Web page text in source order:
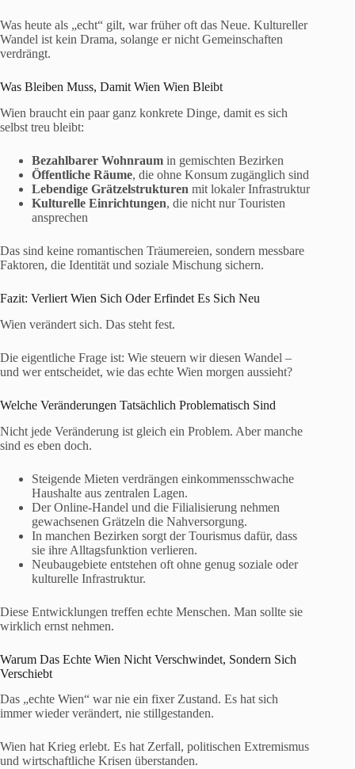
Was heute als „echt“ gilt, war früher oft das Neue. Kultureller
Wandel ist kein Drama, solange er nicht Gemeinschaften
verdrängt.
Was Bleiben Muss, Damit Wien Wien Bleibt
Wien braucht ein paar ganz konkrete Dinge, damit es sich
selbst treu bleibt:
Bezahlbarer Wohnraum in gemischten Bezirken
Öffentliche Räume, die ohne Konsum zugänglich sind
Lebendige Grätzelstrukturen mit lokaler Infrastruktur
Kulturelle Einrichtungen, die nicht nur Touristen
ansprechen
Das sind keine romantischen Träumereien, sondern messbare
Faktoren, die Identität und soziale Mischung sichern.
Fazit: Verliert Wien Sich Oder Erfindet Es Sich Neu
Wien verändert sich. Das steht fest.
Die eigentliche Frage ist: Wie steuern wir diesen Wandel –
und wer entscheidet, wie das echte Wien morgen aussieht?
Welche Veränderungen Tatsächlich Problematisch Sind
Nicht jede Veränderung ist gleich ein Problem. Aber manche
sind es eben doch.
Steigende Mieten verdrängen einkommensschwache
Haushalte aus zentralen Lagen.
Der Online-Handel und die Filialisierung nehmen
gewachsenen Grätzeln die Nahversorgung.
In manchen Bezirken sorgt der Tourismus dafür, dass
sie ihre Alltagsfunktion verlieren.
Neubaugebiete entstehen oft ohne genug soziale oder
kulturelle Infrastruktur.
Diese Entwicklungen treffen echte Menschen. Man sollte sie
wirklich ernst nehmen.
Warum Das Echte Wien Nicht Verschwindet, Sondern Sich
Verschiebt
Das „echte Wien“ war nie ein fixer Zustand. Es hat sich
immer wieder verändert, nie stillgestanden.
Wien hat Krieg erlebt. Es hat Zerfall, politischen Extremismus
und wirtschaftliche Krisen überstanden.